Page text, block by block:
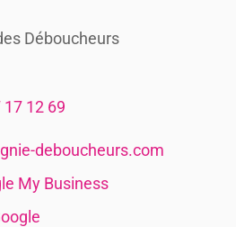
Déboucheurs
17 12 69
deboucheurs.com
My Business